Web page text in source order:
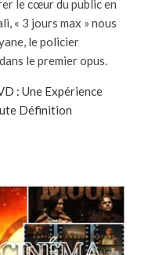
le cœur du public en
« 3 jours max » nous
le policier
le premier opus.
: Une Expérience
Définition